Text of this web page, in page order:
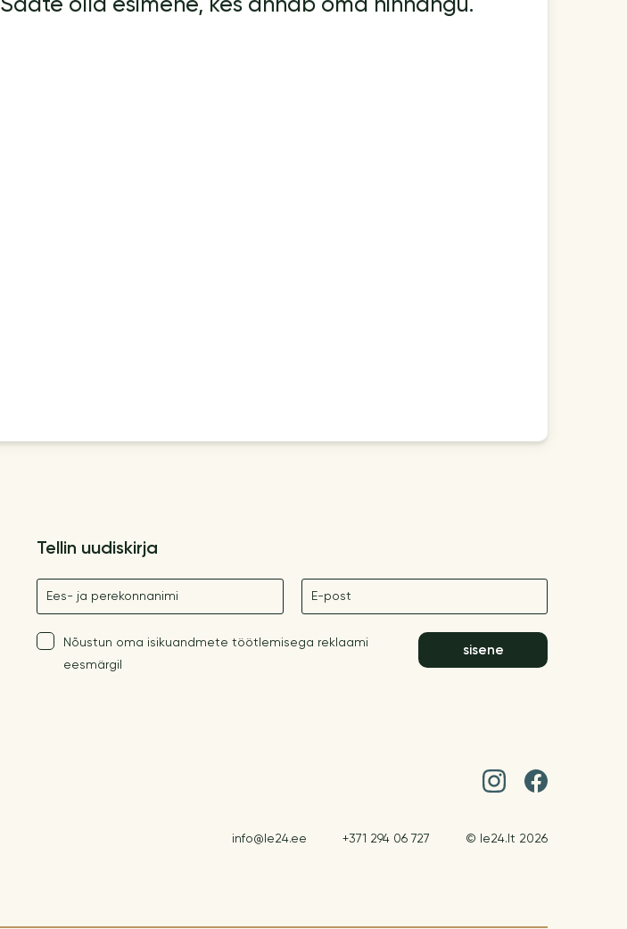
Saate olla esimene, kes annab oma hinnangu.
Tellin uudiskirja
Nimetus E-post
Nõustun oma isikuandmete töötlemisega reklaami
eesmärgil
sisene
info@le24.ee +371 294 06 727 © le24.lt 2026